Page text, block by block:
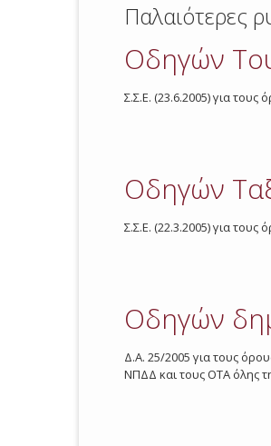
Παλαιότερες
Οδηγών
Σ.Σ.Ε. (23.6.2005) για
Οδηγών
Σ.Σ.Ε. (22.3.2005) για
Οδηγών
Δ.Α. 25/2005 για τους
ΝΠΔΔ και τους ΟΤΑ όλης